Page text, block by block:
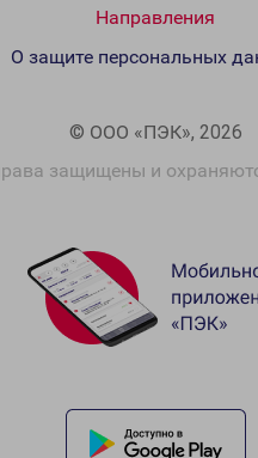
Направления
© ООО «ПЭК», 2026
защищены и
О защите персональных